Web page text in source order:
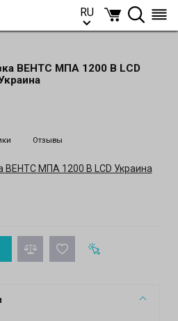
RU
ВЕНТС МПА 1200 В LCD
Отзывы